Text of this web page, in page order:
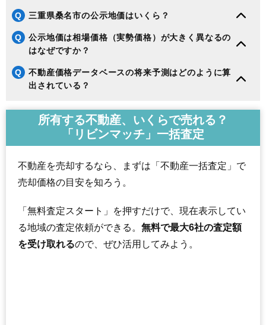
Q 三重県桑名市の公示地価はいくら？
Q
公示地価は相場価格（実勢価格）が大きく異なるの
はなぜですか？
Q
不動産価格データベースの将来予測はどのように算
出されている？
所有する不動産、いくらで売れる？
「リビンマッチ」一括査定
不動産を売却するなら、まずは「不動産一括査定」で
売却価格の目安を知ろう。
「無料査定スタート」を押すだけで、現在表示してい
る地域の査定依頼ができる。 無料で最大6社の査定額
を受け取れるので、ぜひ活用してみよう。